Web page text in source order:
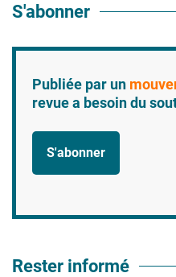
S'abonner
Publiée par un
revue a besoin du
S'abonner
Rester informé